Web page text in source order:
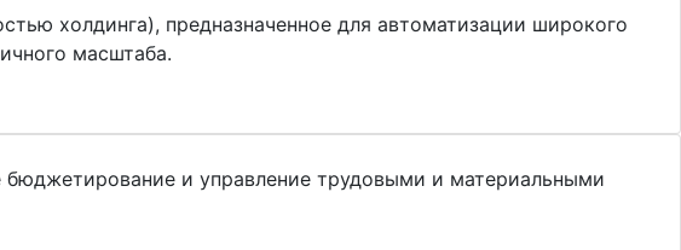
холдинга), предназначенное для автоматизации широкого
масштаба.
и управление трудовыми и материальными